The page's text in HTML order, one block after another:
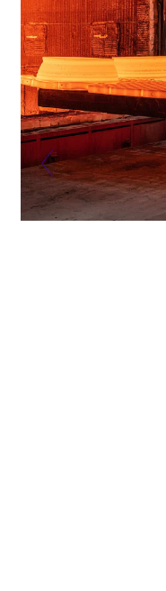
También
proporcionamos
pruebas realizadas
laboratorios
aprobados
Previous